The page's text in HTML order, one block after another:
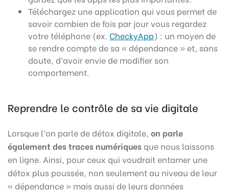
Téléchargez une application qui vous permet de
savoir combien de fois par jour vous regardez
votre téléphone (ex. CheckyApp) : un moyen de
se rendre compte de sa « dépendance » et, sans
doute, d’avoir envie de modifier son
comportement.
Reprendre le contrôle de sa vie digitale
Lorsque l’on parle de détox digitale, on parle
également des traces numériques que nous laissons
en ligne. Ainsi, pour ceux qui voudrait entamer une
détox plus poussée, non seulement au niveau de leur
« dépendance » mais aussi de leurs données